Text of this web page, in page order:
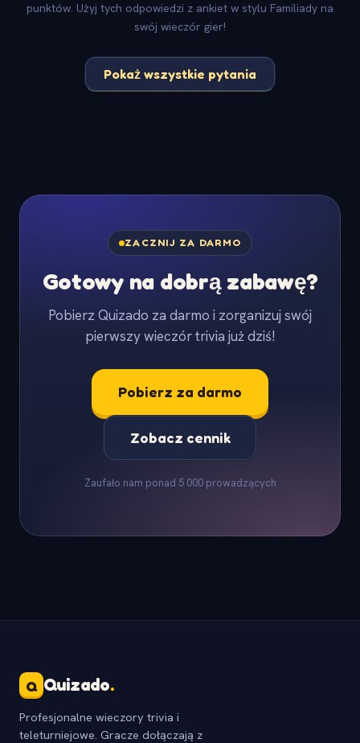
punktów. Użyj tych odpowiedzi z ankiet w stylu Familiady na
swój wieczór gier!
Pokaż wszystkie pytania
ZACZNIJ ZA DARMO
Gotowy na dobrą zabawę?
Pobierz Quizado za darmo i zorganizuj swój
pierwszy wieczór trivia już dziś!
Pobierz za darmo
Zobacz cennik
Zaufało nam ponad 5 000 prowadzących
Q Quizado.
Profesjonalne wieczory trivia i
teleturniejowe. Gracze dołączają z